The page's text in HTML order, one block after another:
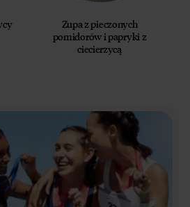
Zupa z pieczonych
pomidorów i papryki z
ciecierzycą